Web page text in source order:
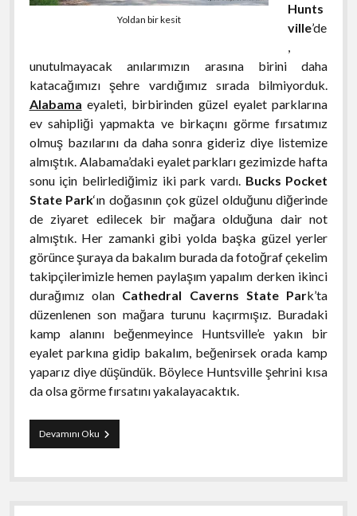
Yoldan bir kesit
Hunts
ville’de
,
unutulmayacak anılarımızın arasına birini daha
katacağımızı şehre vardığımız sırada bilmiyorduk.
Alabama eyaleti, birbirinden güzel eyalet parklarına
ev sahipliği yapmakta ve birkaçını görme fırsatımız
olmuş bazılarını da daha sonra gideriz diye listemize
almıştık. Alabama’daki eyalet parkları gezimizde hafta
sonu için belirlediğimiz iki park vardı. Bucks Pocket
State Park‘ın doğasının çok güzel olduğunu diğerinde
de ziyaret edilecek bir mağara olduğuna dair not
almıştık. Her zamanki gibi yolda başka güzel yerler
görünce şuraya da bakalım burada da fotoğraf çekelim
takipçilerimizle hemen paylaşım yapalım derken ikinci
durağımız olan Cathedral Caverns State Park’ta
düzenlenen son mağara turunu kaçırmışız. Buradaki
kamp alanını beğenmeyince Huntsville’e yakın bir
eyalet parkına gidip bakalım, beğenirsek orada kamp
yaparız diye düşündük. Böylece Huntsville şehrini kısa
da olsa görme fırsatını yakalayacaktık.
Devamını OkuHuntsville
Gezisi